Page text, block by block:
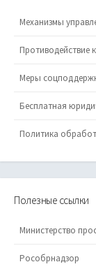
Механизмы
Противодействие
Меры
Бесплатная
Политика
Полезные ссылки
Министерство
Рособрнадзор